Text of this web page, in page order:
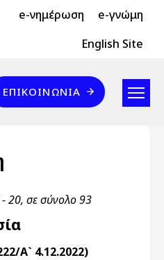
e-νημέρωση e-γνώμη
English Site
ΕΠΙΚΟΙΝΩΝΊΑ
- 20, σε σύνολο 93
Α` 4.12.2022)